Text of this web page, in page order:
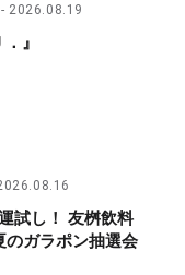
2026.08.19
』
試し！ 友桝飲料
のガラポン抽選会